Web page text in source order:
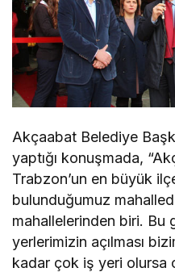
Akçaabat Belediye
yaptığı konuşmada,
Trabzon’un en büyük
bulunduğumuz
mahallelerinden biri. Bu
yerlerimizin açılması
kadar çok iş yeri olursa